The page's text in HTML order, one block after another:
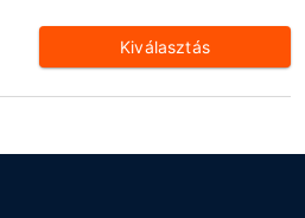
Kiválasztás